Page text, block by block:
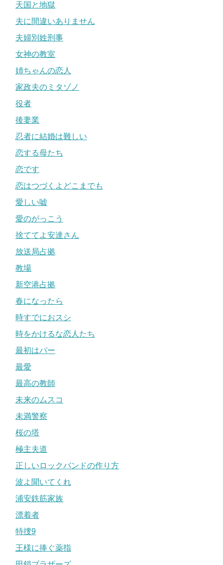
天国と地獄
夫に間違いありません
夫婦別姓刑事
女神の教室
姉ちゃんの恋人
家政夫のミタゾノ
役者
後妻業
忍者に結婚は難しい
恋する母たち
恋です
恋はつづくよどこまでも
愛しい嘘
愛のがっこう
捨ててよ安達さん
放送局占拠
教場
新空港占拠
春になったら
時すでにおスシ
時をかけるな恋人たち
最初はパー
最愛
最高の教師
未来のムスコ
未満警察
桜の塔
極主夫道
正しいロックバンドの作り方
波よ聞いてくれ
浦安鉄筋家族
漂着者
特捜9
王様に捧ぐ薬指